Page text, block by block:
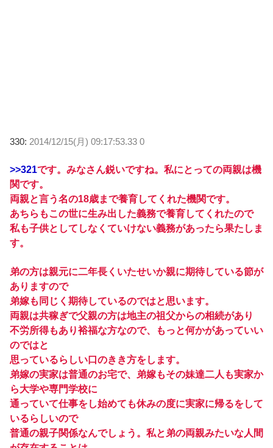
330: 2014/12/15(月) 09:17:53.33 0
>>321です。みなさん鋭いですね。私にとっての両親は機
関です。
両親と言う名の18歳まで養育してくれた機関です。
あちらもこの世に生み出した義務で養育してくれたので
私も子供としてしなくていけない義務があったら果たしま
す。
弟の方は親元に二年長くいたせいか親に期待している節が
ありますので
弟嫁も同じく期待しているのではと思います。
両親は共稼ぎで父親の方は地主の祖父からの相続があり
不労所得もあり裕福な方なので、もっと何かがあっていい
のではと
思っているらしい口のきき方をします。
弟嫁の実家は普通のお宅で、弟嫁もその妹達二人も実家か
ら大学や専門学校に
通っていて仕事をし始めても休みの度に実家に帰るをして
いるらしいので
普通の親子関係なんでしょう。私と弟の両親みたいな人間